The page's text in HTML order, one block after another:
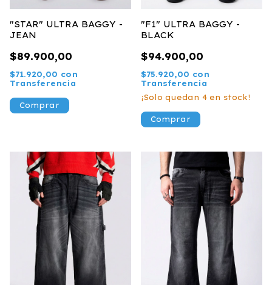
"STAR" ULTRA BAGGY -
JEAN
$89.900,00
$71.920,00 con
Transferencia
Comprar
"F1" ULTRA BAGGY -
BLACK
$94.900,00
$75.920,00 con
Transferencia
¡Solo quedan 4 en stock!
Comprar